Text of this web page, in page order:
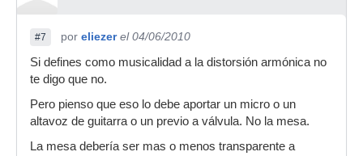
#7 por eliezer el 04/06/2010
Si defines como musicalidad a la distorsión armónica no
te digo que no.
Pero pienso que eso lo debe aportar un micro o un
altavoz de guitarra o un previo a válvula. No la mesa.
La mesa debería ser mas o menos transparente a